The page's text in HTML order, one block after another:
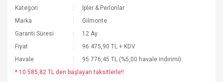
Kategori
İpler & Perlonlar
Marka
Gilmonte
Garanti Süresi
12 Ay
Fiyat
96.475,90 TL + KDV
Havale
95.776,45 TL (%5,00 havale indirimi)
* 10.585,82 TL den başlayan taksitlerle!!